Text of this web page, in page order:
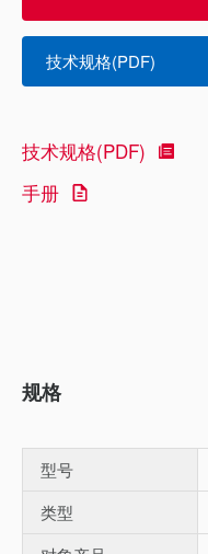
技术规格(PDF)
技术规格(PDF)
手册
规格
型号
类型